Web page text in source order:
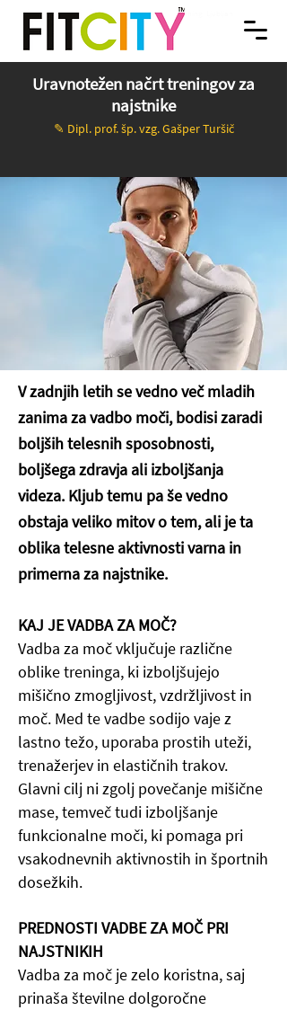
FITCITY Fitnes center v mestu | Gym & Spinning
FITNES. OSEBNO TRENERSTVO. VODENE VADBE Ljubljana. SPINNING®. FITCITY Fitnes
center & Gym v Ljubljani je sodoben fitnes v centru Ljubljane, ki spodbuja zdrav način
življenja skozi kvalitetno rekreacijo in športne storitve, ki popestrijo um, telo in duha.
Dobrodošli v FITCITY Fitnes & Gym, v centru Ljubljane! | We promote a Healthy lifestyle
through quality recreation and sports services that enrich Your Mind, Body and Spirit.
Welcome to FITCITY Fitness Gym in City Center Ljubljana!
Uravnotežen načrt treningov za
najstnike
✎ Dipl. prof. šp. vzg. Gašper Turšič
V zadnjih letih se vedno več mladih
zanima za vadbo moči, bodisi zaradi
boljših telesnih sposobnosti,
boljšega zdravja ali izboljšanja
videza. Kljub temu pa še vedno
obstaja veliko mitov o tem, ali je ta
oblika telesne aktivnosti varna in
primerna za najstnike.
KAJ JE VADBA ZA MOČ?
Vadba za moč vključuje različne
oblike treninga, ki izboljšujejo
mišično zmogljivost, vzdržljivost in
moč. Med te vadbe sodijo vaje z
lastno težo, uporaba prostih uteži,
trenažerjev in elastičnih trakov.
Glavni cilj ni zgolj povečanje mišične
mase, temveč tudi izboljšanje
funkcionalne moči, ki pomaga pri
vsakodnevnih aktivnostih in športnih
dosežkih.
PREDNOSTI VADBE ZA MOČ PRI
NAJSTNIKIH
Vadba za moč je zelo koristna, saj
prinaša številne dolgoročne